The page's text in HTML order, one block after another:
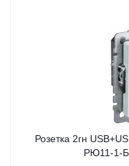
Розетка 2гн
РЮ11-1-